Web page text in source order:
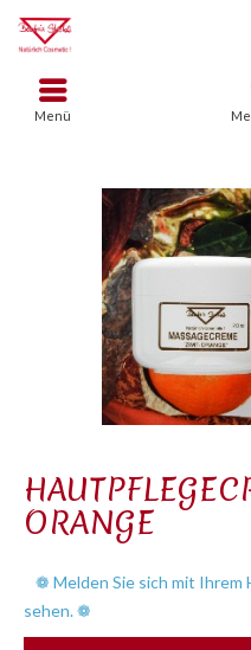
Menü
ORANGE
❁ Melden Sie sich mit Ihrem
sehen. ❁